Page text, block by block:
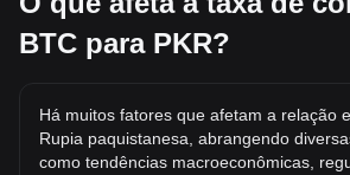
torno de 89,630,065.08PKR.
Qual é o maior preço que BTC/PKR
Resta saber se o valor de 1 BTC/PKR
histórica atual.
BTC para PKR?
Há muitos fatores que afetam a relação
Rupia paquistanesa, abrangendo
como tendências macroeconômicas,